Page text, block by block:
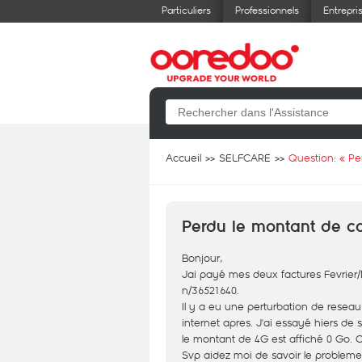
Particuliers Professionnels
Accueil SELFCARE Question: «
Perdu le montant de
Bonjour,
Jai payé mes deux factures
n/36521640.
Il y a eu une perturbation de
internet apres. J'ai essayé hiers
le montant de 4G est affiché 0 Go.
Svp aidez moi de savoir le